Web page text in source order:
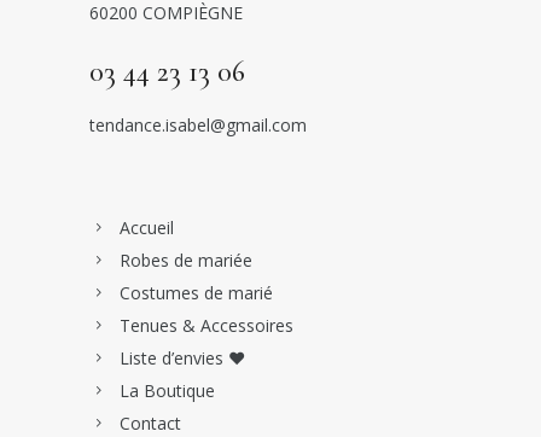
60200 COMPIÈGNE
03 44 23 13 06
tendance.isabel@gmail.com
Accueil
Robes de mariée
Costumes de marié
Tenues & Accessoires
Liste d’envies ♥
La Boutique
Contact